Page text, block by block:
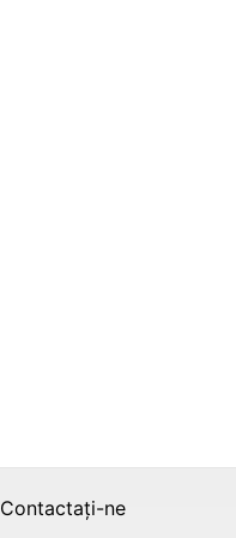
Contactați-ne